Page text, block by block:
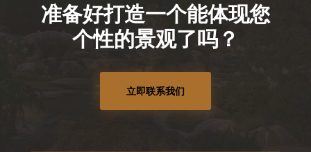
准备好打造一个能体现您
个性的景观了吗？
立即联系我们